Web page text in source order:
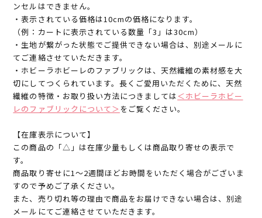
ンセルはできません。
・表示されている価格は10cmの価格になります。
（例：カートに表示されている数量「3」は30cm）
・生地が繋がった状態でご提供できない場合は、別途メールに
てご連絡させていただきます。
・ホビーラホビーレのファブリックは、天然繊維の素材感を大
切にしてつくられています。長くご愛用いただくために、天然
繊維の特徴・お取り扱い方法につきましては＜ホビーラホビー
レのファブリックについて＞ をご覧ください。
【在庫表示について】
この商品の「△」は在庫少量もしくは商品取り寄せの表示で
す。
商品取り寄せに1～2週間ほどお時間をいただく場合がございま
すので予めご了承ください。
また、売り切れ等の理由で商品をお届けできない場合は、別途
メールにてご連絡させていただきます。